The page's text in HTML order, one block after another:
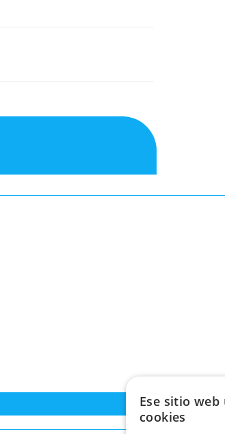
Ese sitio web
cookies